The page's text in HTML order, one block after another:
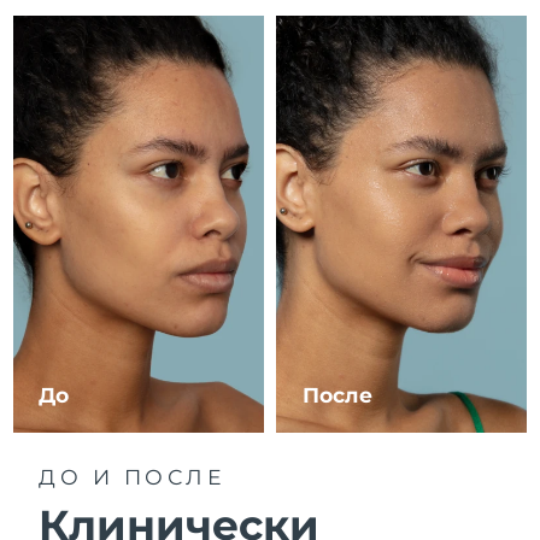
До После
ДО И ПОСЛЕ
Клинически
Израиль
Ожидаемая дата доставки
8/15/26
Италия
Ожидаемая дата доставки
8/11/26
Япония
Ожидаемая дата доставки
8/14/26
Джерси
Ожидаемая дата доставки
8/16/26
Ожидаемая дата доставки
Кувейт
Ожидаемая дата доставки
8/11/26